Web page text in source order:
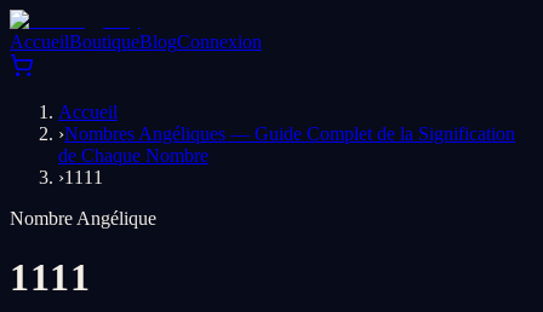
AccueilBoutiqueBlogConnexion
Accueil
›Nombres Angéliques — Guide Complet de la Signification
de Chaque Nombre
›1111
Nombre Angélique
1111